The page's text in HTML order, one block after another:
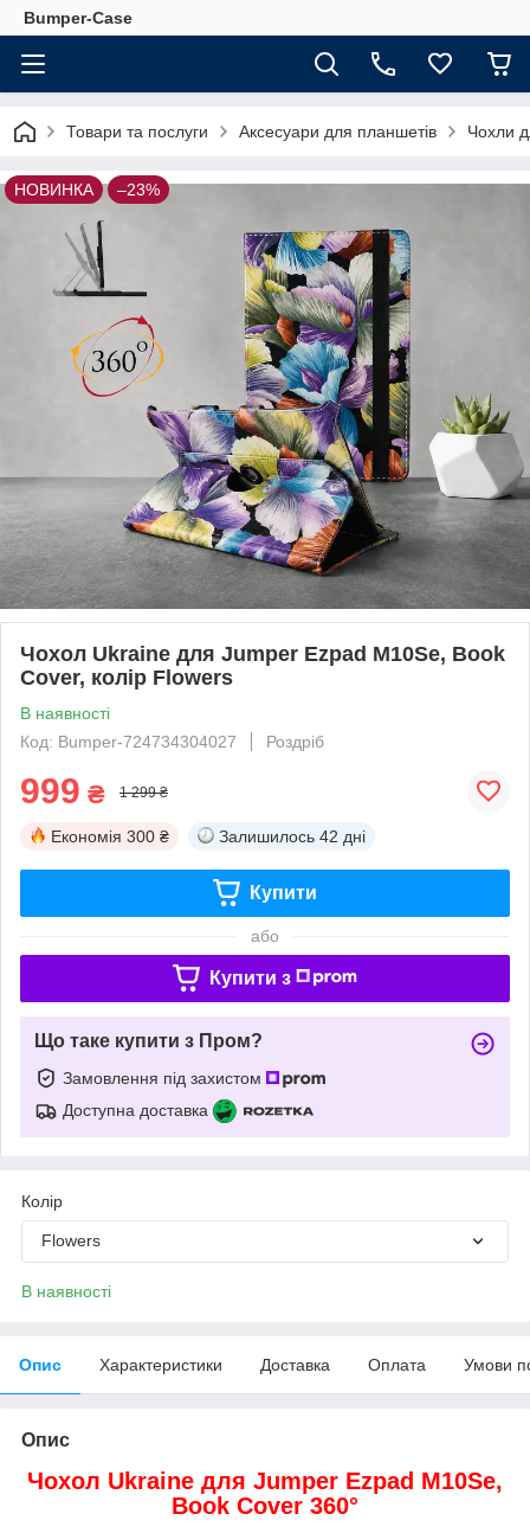
Bumper-Case
Товари та послуги Аксесуари для планшетів Чохли
НОВИНКА –23%
Чохол Ukraine для Jumper Ezpad M10Se, Book
Cover, колір Flowers
В наявності
Код: Bumper-724734304027
Роздріб
999 ₴ 1 299 ₴
Економія 300 ₴ Залишилось 42 дні
Купити
або
Купити з
Що таке купити з Пром?
Замовлення під захистом
Доступна доставка
Колір
Flowers
В наявності
Опис Характеристики Доставка Оплата Умови
Опис
Чохол Ukraine для Jumper Ezpad M10Se,
Book Cover 360°